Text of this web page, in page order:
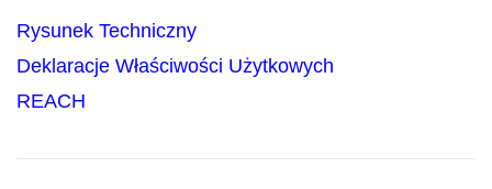
Rysunek Techniczny
Deklaracje Właściwości Użytkowych
REACH